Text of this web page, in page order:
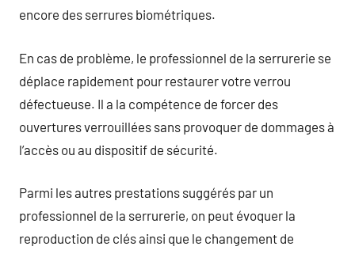
encore des serrures biométriques.
En cas de problème, le professionnel de la serrurerie se
déplace rapidement pour restaurer votre verrou
défectueuse. Il a la compétence de forcer des
ouvertures verrouillées sans provoquer de dommages à
l’accès ou au dispositif de sécurité.
Parmi les autres prestations suggérés par un
professionnel de la serrurerie, on peut évoquer la
reproduction de clés ainsi que le changement de